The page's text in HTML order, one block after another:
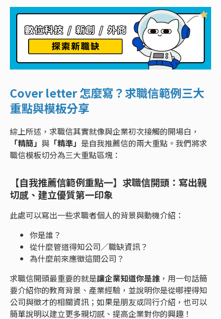
Cover letter 怎麼寫？求職信範例三大
重點與模板分享
綜上所述，求職信其實就像與企業初次接觸的開場白，
「精簡」 與 「精準」 是自我推薦信的兩大重點。我們將求
職信模板切分為三大重點區塊：
【自我推薦信範例重點一】求職信開頭：寫出親
切感、建立優質第一印象
此處可以寫出一些求職者個人的背景與動機介紹：
你是誰？
從什麼管道得知公司／職缺資訊？
為什麼前來應徵這間公司？
求職信開頭最重要的就是讓企業知道你是誰 ，用一句話簡
要介紹你的教育背景、產業經驗，並說明你是從哪裡得知
公司與徵才的相關資訊；如果是朋友或同行介紹，也可以
簡單說明以建立更多親切感、提高企業對你的興趣！